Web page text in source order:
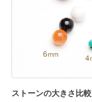
ストーンの大きさ比較